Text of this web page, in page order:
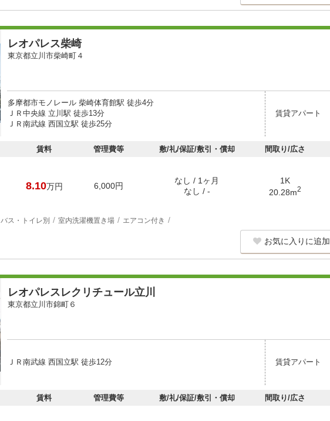
レオパレス柴崎
東京都立川市柴崎町４
多摩都市モノレール 柴崎体育館駅 徒歩4分
ＪＲ中央線 立川駅 徒歩13分
ＪＲ南武線 西国立駅 徒歩25分
賃貸アパート
賃料 管理費等 敷/礼/保証/敷引・償却 間取り/広さ
8.10万円 6,000円
なし / 1ヶ月
なし / -
1K
20.28m2
バス・トイレ別 室内洗濯機置き場 エアコン付き
お気に入りに追加
レオパレスレクリチュール立川
東京都立川市錦町６
ＪＲ南武線 西国立駅 徒歩12分 賃貸アパート
賃料 管理費等 敷/礼/保証/敷引・償却 間取り/広さ